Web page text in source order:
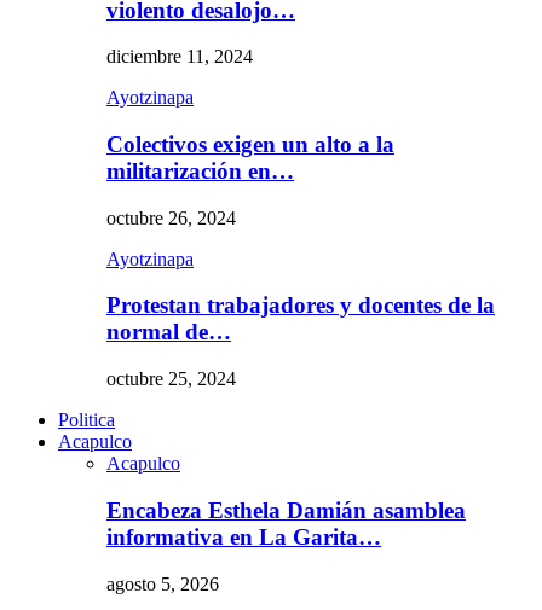
violento desalojo…
diciembre 11, 2024
Ayotzinapa
Colectivos exigen un alto a la
militarización en…
octubre 26, 2024
Ayotzinapa
Protestan trabajadores y docentes de la
normal de…
octubre 25, 2024
Politica
Acapulco
Acapulco
Encabeza Esthela Damián asamblea
informativa en La Garita…
agosto 5, 2026